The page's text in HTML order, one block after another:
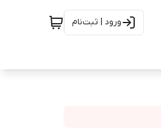
ورود | ثبت‌نام